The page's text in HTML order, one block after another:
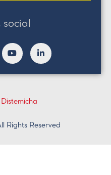
social
Distemicha
Rights Reserved